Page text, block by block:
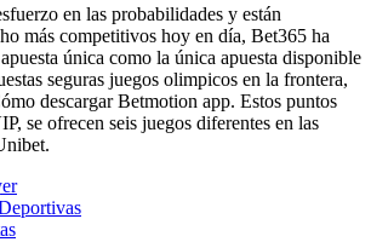
en las probabilidades y están
más competitivos hoy en día, Bet365 ha
única como la única apuesta disponible
seguras juegos olimpicos en la frontera,
descargar Betmotion app. Estos puntos
se ofrecen seis juegos diferentes en las